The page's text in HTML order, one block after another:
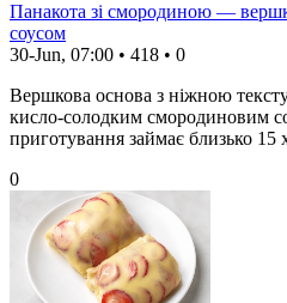
Панакота зі смородиною —
соусом
30-Jun, 07:00 • 418 • 0
Вершкова основа з ніжною
кисло-солодким смородиновим
приготування займає близько
0